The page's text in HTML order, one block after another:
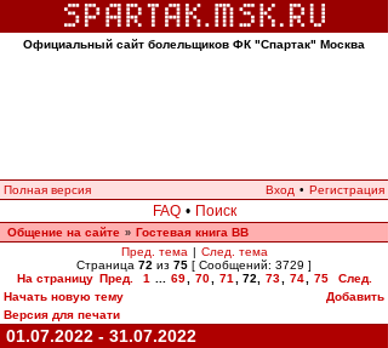
Официальный сайт болельщиков ФК "Спартак" Москва
Полная версия Вход • Регистрация
FAQ • Поиск
Общение на сайте » Гостевая книга ВВ
Пред. тема | След. тема
Страница 72 из 75 [ Сообщений: 3729 ]
На страницу Пред. 1 69 70 71 72 73 74 75
След.
Начать новую тему
Добавить
Версия для печати
01.07.2022 - 31.07.2022